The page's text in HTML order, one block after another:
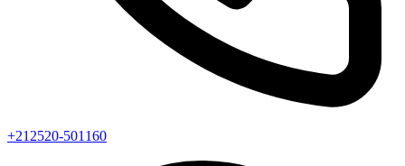
+212520-501160